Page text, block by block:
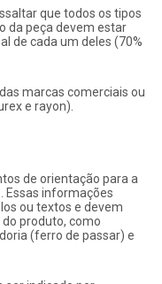
que todos os tipos
da peça devem estar
de cada um deles (70%
marcas comerciais ou
e rayon).
de orientação para a
Essas informações
ou textos e devem
produto, como
(ferro de passar) e